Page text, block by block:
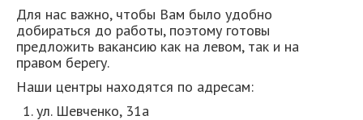
Для нас важно, чтобы Вам было удобно
добираться до работы, поэтому готовы
предложить вакансию как на левом, так и на
правом берегу.
Наши центры находятся по адресам:
ул. Шевченко, 31а